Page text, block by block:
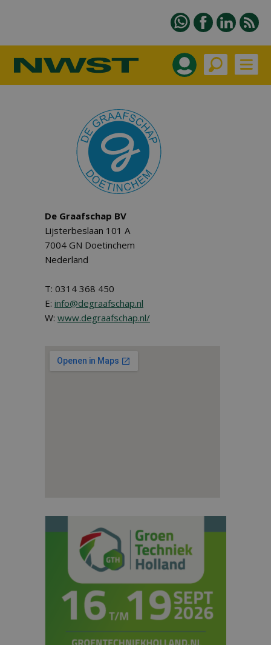
De Graafschap BV
Lijsterbeslaan 101 A
7004 GN Doetinchem
Nederland
T: 0314 368 450
E: info@degraafschap.nl
W: www.degraafschap.nl/